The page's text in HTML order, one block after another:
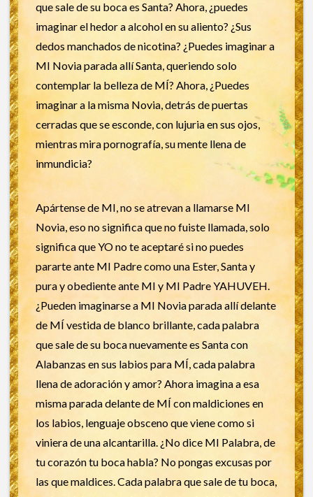
que sale de su boca es Santa? Ahora, ¿puedes
imaginar el hedor a alcohol en su aliento? ¿Sus
dedos manchados de nicotina? ¿Puedes imaginar a
MI Novia parada allí Santa, queriendo solo
contemplar la belleza de MÍ? Ahora, ¿Puedes
imaginar a la misma Novia, detrás de puertas
cerradas que se esconde, con lujuria en sus ojos,
mientras mira pornografía, su mente llena de
inmundicia?
Apártense de MI, no se atrevan a llamarse MI
Novia, eso no significa que no fuiste llamada, solo
significa que YO no te aceptaré si no puedes
pararte ante MI Padre como una Ester, Santa y
pura y obediente ante MI y MI Padre YAHUVEH.
¿Pueden imaginarse a MI Novia parada allí delante
de MÍ vestida de blanco brillante, cada palabra
que sale de su boca nuevamente es Santa con
Alabanzas en sus labios para MÍ, cada palabra
llena de adoración y amor? Ahora imagina a esa
misma parada delante de MÍ con maldiciones en
los labios, lenguaje obsceno que viene como si
viniera de una alcantarilla. ¿No dice MI Palabra, de
tu corazón tu boca habla? No pongas excusas por
las que maldices. Cada palabra que sale de tu boca,